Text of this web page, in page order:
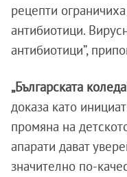
рецепти
антибиотици.
антибиотици”,
„Българската
доказа като
промяна на
апарати дават
значително по-